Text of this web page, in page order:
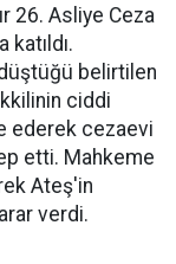
26. Asliye Ceza
belirtilen
ciddi
ederek cezaevi
etti. Mahkeme
Ateş'in
verdi.